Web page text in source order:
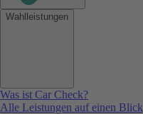
Wahlleistungen
Was ist Car Check?
Alle Leistungen auf einen Blick